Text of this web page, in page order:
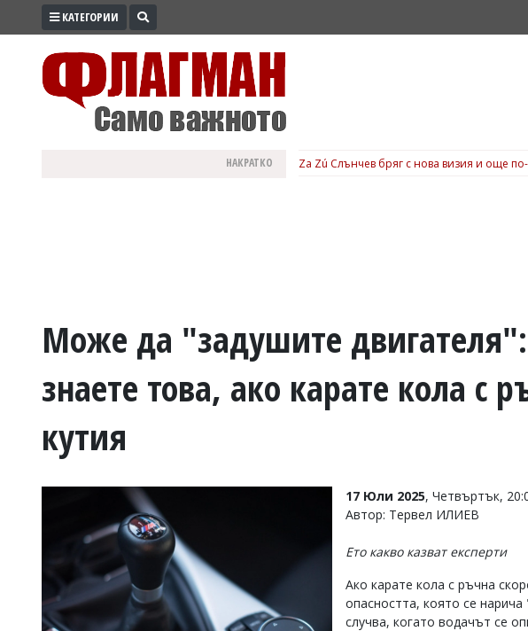
ПРОМО
ВОЙНАТА
УКРАЙНА
РАЗСЛЕДВАНЕ
БИЗНЕС
v.vasilev@flagman.bg
КАТЕГОРИИ
НАКРАТКО Za Zú Слънчев бряг с нова визия и още
Може да "задушите двигателя":
знаете това, ако карате кола с
кутия
17 Юли 2025, Четвъртък,
Автор: Тервел ИЛИЕВ
Ето какво казват експерти
Ако карате кола с ръчна
опасността, която се
случва, когато водачът се